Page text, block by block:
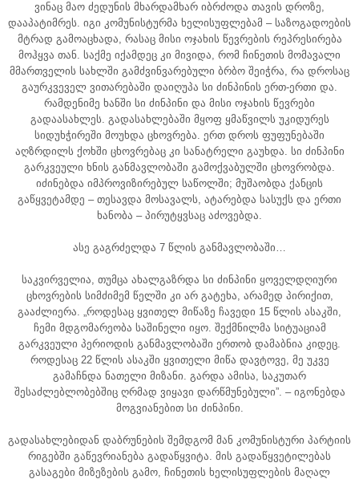
ვინაც მაო ძედუნის მხარდამხარ იბრძოდა თავის დროზე,
დააპატიმრეს. იგი კომუნისტურმა ხელისუფლებამ – საზოგადოების
მტრად გამოაცხადა, რასაც მისი ოჯახის წევრების რეპრესირება
მოჰყვა თან. საქმე იქამდეც კი მივიდა, რომ ჩინეთის მომავალი
მმართველის სახლში გამძვინვარებული ბრბო შეიჭრა, რა დროსაც
გაურკვეველ ვითარებაში დაიღუპა სი ძინპინის ერთ-ერთი და.
რამდენიმე ხანში სი ძინპინი და მისი ოჯახის წევრები
გადაასახლეს. გადასახლებაში მყოფ ყმაწვილს უკიდურეს
სიდუხჭირეში მოუხდა ცხოვრება. ერთ დროს ფუფუნებაში
აღზრდილს ქოხში ცხოვრებაც კი სანატრელი გაუხდა. სი ძინპინი
გარკვეული ხნის განმავლობაში გამოქვაბულში ცხოვრობდა.
იძინებდა იმპროვიზირებულ საწოლში; მუშაობდა ქანცის
გაწყვეტამდე – თესავდა მოსავალს, ატარებდა სასუქს და ერთი
ხანობა – პირუტყვსაც აძოვებდა.
ასე გაგრძელდა 7 წლის განმავლობაში…
საკვირველია, თუმცა ახალგაზრდა სი ძინპინი ყოველდღიური
ცხოვრების სიმძიმემ წელში კი არ გატეხა, არამედ პირიქით,
გააძლიერა. „როდესაც ყვითელ მიწაზე ჩავედი 15 წლის ასაკში,
ჩემი მდგომარეობა საშინელი იყო. შექმნილმა სიტუაციამ
გარკვეული პერიოდის განმავლობაში ერთობ დამაბნია კიდეც.
როდესაც 22 წლის ასაკში ყვითელი მიწა დავტოვე, მე უკვე
გამაჩნდა ნათელი მიზანი. გარდა ამისა, საკუთარ
შესაძლებლობებშიც ღრმად ვიყავი დარწმუნებული”. – იგონებდა
მოგვიანებით სი ძინპინი.
გადასახლებიდან დაბრუნების შემდგომ მან კომუნისტური პარტიის
რიგებში გაწევრიანება გადაწყვიტა. მის გადაწყვეტილებას
გასაგები მიზეზების გამო, ჩინეთის ხელისუფლების მაღალ